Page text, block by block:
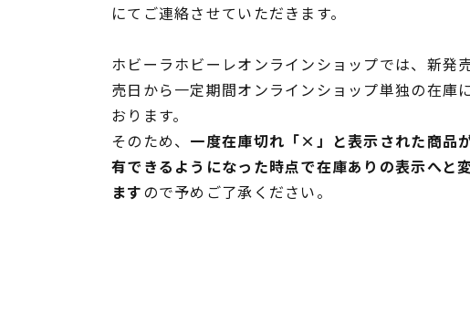
にてご連絡させていただきます。
ホビーラホビーレオンラインショップでは、新発
売日から一定期間オンラインショップ単独の在庫
おります。
そのため、 一度在庫切れ「×」と表示された商品
有できるようになった時点で在庫ありの表示へと
ますので予めご了承ください。